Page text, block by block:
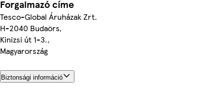
Forgalmazó címe
Tesco-Global Áruházak Zrt.
H-2040 Budaörs,
Kinizsi út 1-3.,
Magyarország
Biztonsági információ